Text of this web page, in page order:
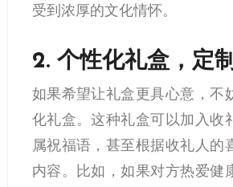
受到浓厚的文化情怀。
2. 个性化礼盒，定
如果希望让礼盒更具心意，不
化礼盒。这种礼盒可以加入收
属祝福语，甚至根据收礼人的
内容。比如，如果对方热爱健